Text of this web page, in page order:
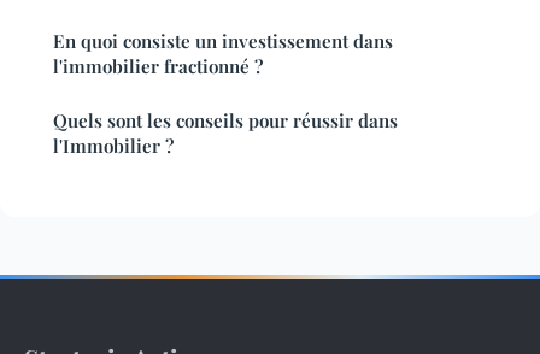
En quoi consiste un investissement dans
l'immobilier fractionné ?
Quels sont les conseils pour réussir dans
l'Immobilier ?